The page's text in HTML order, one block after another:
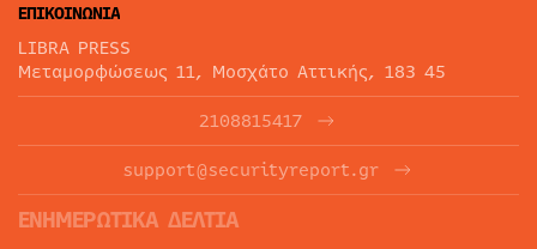
ΕΠΙΚΟΙΝΩΝΙΑ
LIBRA PRESS
Μεταμορφώσεως 11, Μοσχάτο Αττικής, 183 45
2108815417
support@securityreport.gr
ΕΝΗΜΕΡΩΤΙΚΑ ΔΕΛΤΙΑ